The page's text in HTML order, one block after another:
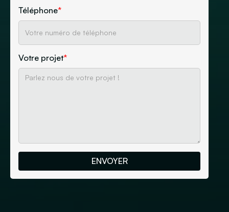
Téléphone*
Votre projet*